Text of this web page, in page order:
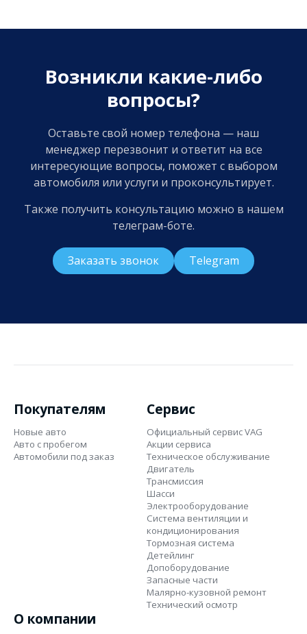
Возникли какие-либо
вопросы?
Оставьте свой номер телефона — наш
менеджер перезвонит и ответит на все
интересующие вопросы, поможет с выбором
автомобиля или услуги и проконсультирует.
Также получить консультацию можно в нашем
телеграм-боте.
Заказать звонок Telegram
Покупателям
Новые авто
Авто с пробегом
Автомобили под заказ
Сервис
Официальный сервис VAG
Акции сервиса
Техническое обслуживание
Двигатель
Трансмиссия
Шасси
Электрооборудование
Система вентиляции и
кондиционирования
Тормозная система
Детейлинг
Допоборудование
Запасные части
Малярно-кузовной ремонт
Технический осмотр
О компании